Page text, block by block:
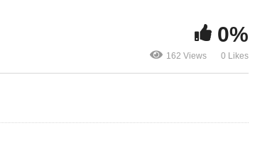
0%
162 Views 0 Likes